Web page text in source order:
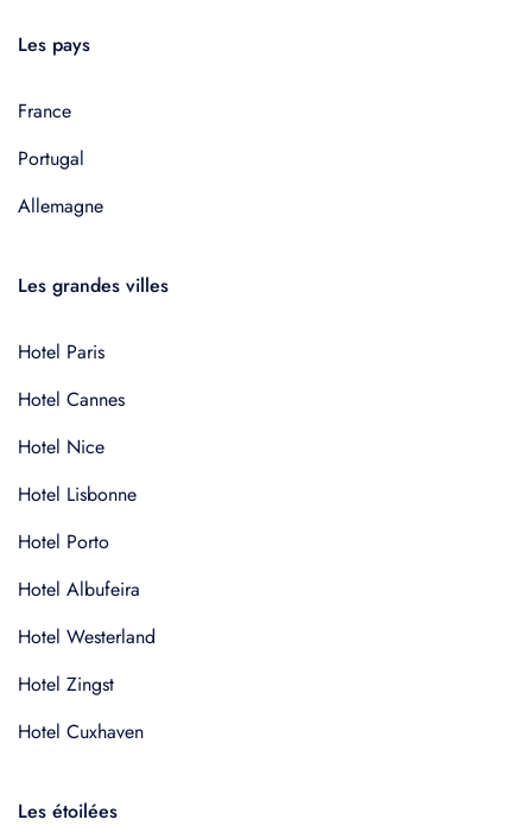
Les pays
France
Portugal
Allemagne
Les grandes villes
Hotel Paris
Hotel Cannes
Hotel Nice
Hotel Lisbonne
Hotel Porto
Hotel Albufeira
Hotel Westerland
Hotel Zingst
Hotel Cuxhaven
Les étoilées